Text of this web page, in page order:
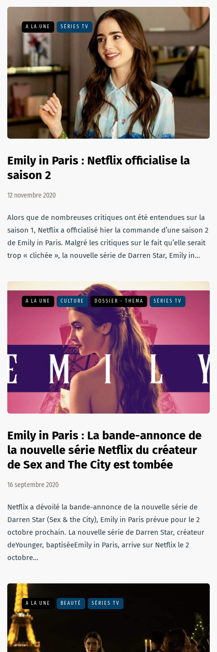
A LA UNE SÉRIES TV
Emily in Paris : Netflix officialise la
saison 2
12 novembre 2020
Alors que de nombreuses critiques ont été entendues sur la
saison 1, Netflix a officialisé hier la commande d’une saison 2
de Emily in Paris. Malgré les critiques sur le fait qu’elle serait
trop « clichée », la nouvelle série de Darren Star, Emily in…
A LA UNE CULTURE DOSSIER - THEMA SÉRIES TV
Emily in Paris : La bande-annonce de
la nouvelle série Netflix du créateur
de Sex and The City est tombée
16 septembre 2020
Netflix a dévoilé la bande-annonce de la nouvelle série de
Darren Star (Sex & the City), Emily in Paris prévue pour le 2
octobre prochain. La nouvelle série de Darren Star, créateur
deYounger, baptiséeEmily in Paris, arrive sur Netflix le 2
octobre…
A LA UNE BEAUTÉ SÉRIES TV